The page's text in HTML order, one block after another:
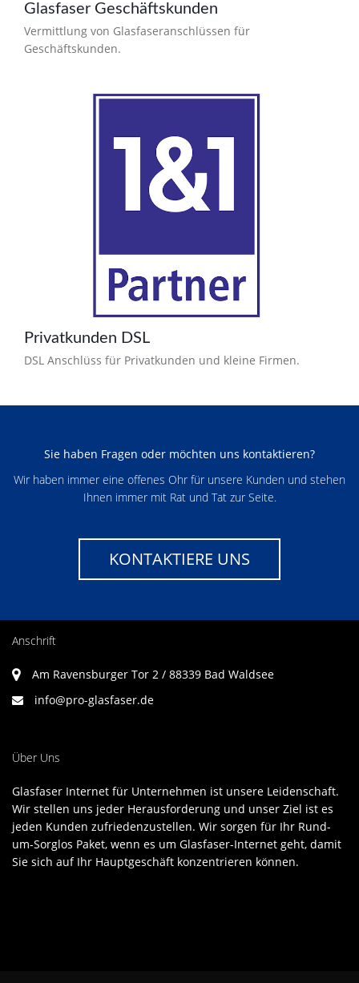
Glasfaser Geschäftskunden
Vermittlung von Glasfaseranschlüssen für
Geschäftskunden.
Privatkunden DSL
DSL Anschlüss für Privatkunden und kleine Firmen.
Sie haben Fragen oder möchten uns kontaktieren?
Wir haben immer eine offenes Ohr für unsere Kunden und stehen
Ihnen immer mit Rat und Tat zur Seite.
KONTAKTIERE UNS
Anschrift
Am Ravensburger Tor 2 / 88339 Bad Waldsee
info@pro-glasfaser.de
Über Uns
Glasfaser Internet für Unternehmen ist unsere Leidenschaft.
Wir stellen uns jeder Herausforderung und unser Ziel ist es
jeden Kunden zufriedenzustellen. Wir sorgen für Ihr Rund-
um-Sorglos Paket, wenn es um Glasfaser-Internet geht, damit
Sie sich auf Ihr Hauptgeschäft konzentrieren können.